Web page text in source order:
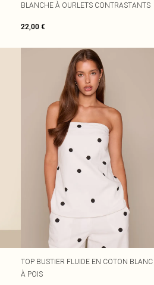
BLANCHE À OURLETS CONTRASTANTS
22,00 €
TOP BUSTIER FLUIDE EN COTON BLANC
À POIS